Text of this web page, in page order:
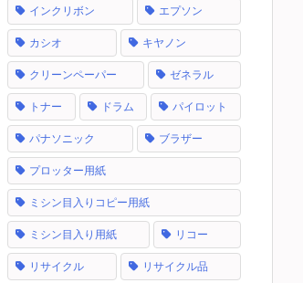
インクリボン エプソン
カシオ キヤノン
クリーンペーパー ゼネラル
トナー ドラム パイロット
パナソニック ブラザー
プロッター用紙
ミシン目入りコピー用紙
ミシン目入り用紙 リコー
リサイクル リサイクル品